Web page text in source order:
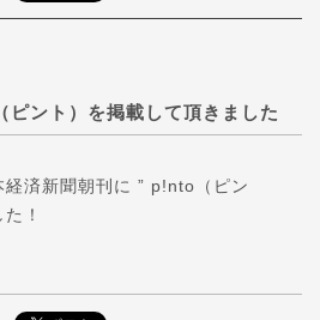
ント）を掲載して頂きました
済新聞朝刊に ” p!nto（ピン
！